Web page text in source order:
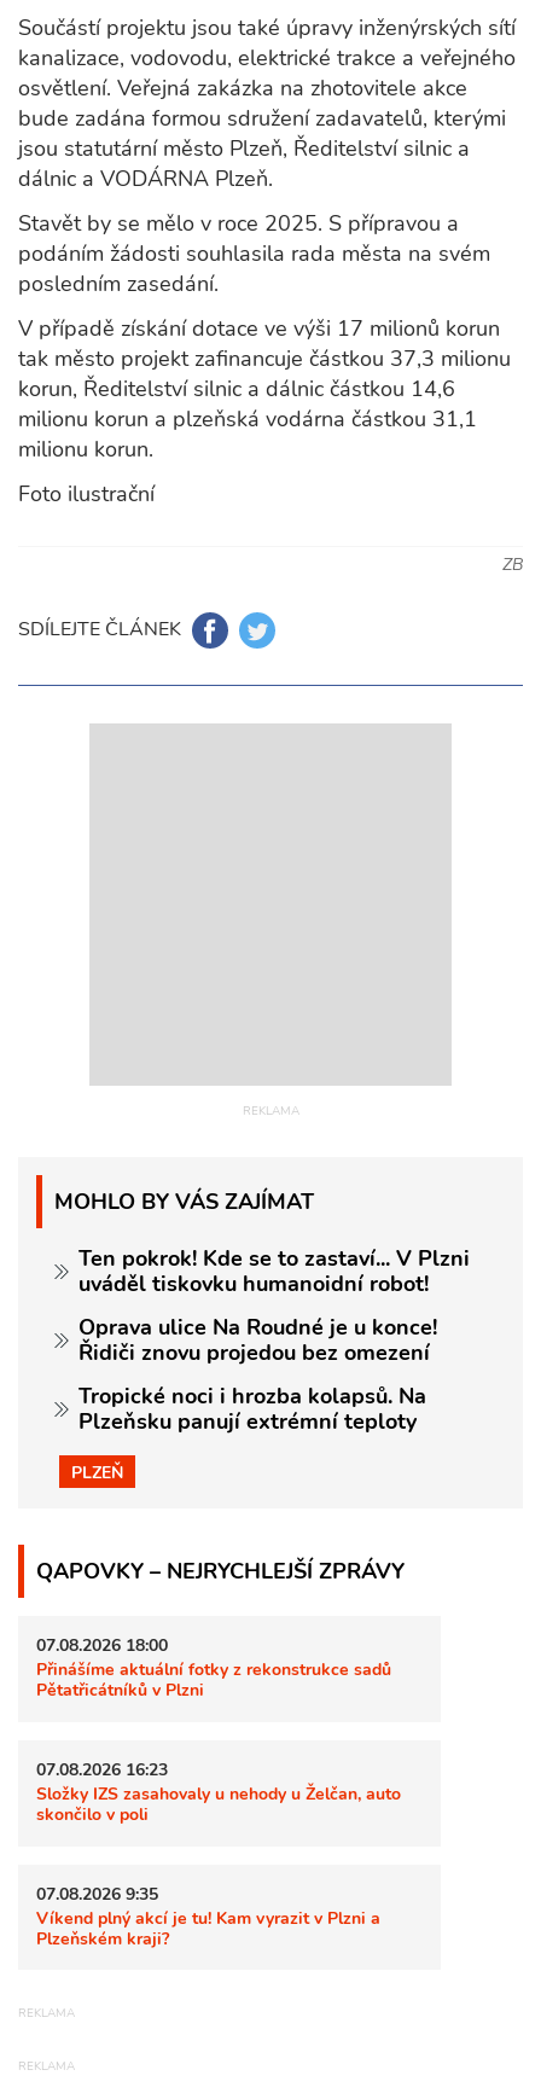
Součástí projektu jsou také úpravy inženýrských sítí
kanalizace, vodovodu, elektrické trakce a veřejného
osvětlení. Veřejná zakázka na zhotovitele akce
bude zadána formou sdružení zadavatelů, kterými
jsou statutární město Plzeň, Ředitelství silnic a
dálnic a VODÁRNA Plzeň.
Stavět by se mělo v roce 2025. S přípravou a
podáním žádosti souhlasila rada města na svém
posledním zasedání.
V případě získání dotace ve výši 17 milionů korun
tak město projekt zafinancuje částkou 37,3 milionu
korun, Ředitelství silnic a dálnic částkou 14,6
milionu korun a plzeňská vodárna částkou 31,1
milionu korun.
Foto ilustrační
ZB
SDÍLEJTE ČLÁNEK
MOHLO BY VÁS ZAJÍMAT
Ten pokrok! Kde se to zastaví... V Plzni
uváděl tiskovku humanoidní robot!
Oprava ulice Na Roudné je u konce!
Řidiči znovu projedou bez omezení
Tropické noci i hrozba kolapsů. Na
Plzeňsku panují extrémní teploty
PLZEŇ
QAPOVKY – NEJRYCHLEJŠÍ ZPRÁVY
07.08.2026 18:00
Přinášíme aktuální fotky z rekonstrukce sadů
Pětatřicátníků v Plzni
07.08.2026 16:23
Složky IZS zasahovaly u nehody u Želčan, auto
skončilo v poli
07.08.2026 9:35
Víkend plný akcí je tu! Kam vyrazit v Plzni a
Plzeňském kraji?